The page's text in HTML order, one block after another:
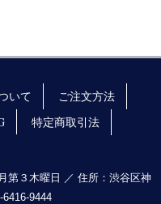
いて
ご注文方法
特定商取引法
第３木曜日 ／ 住所：渋谷区神
9444